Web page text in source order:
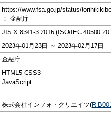
https://www.fsa.go.jp/status/
： 金融庁
JIS X 8341-3:2016 (ISO/IEC
2023年01月23日 ～ 2023年02月17日
金融庁
HTML5 CSS3
JavaScript
株式会社インフォ・クリエイツ(